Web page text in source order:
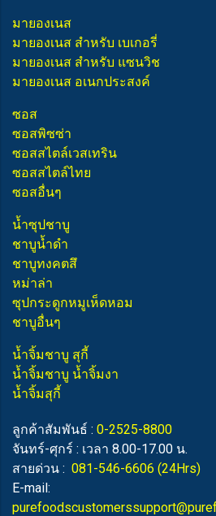
มายองเนส
มายองเนส สำหรับ เบเกอรี่
มายองเนส สำหรับ แซนวิช
มายองเนส อเนกประสงค์
ซอส
ซอสพิซซ่า
ซอสสไตล์เวสเทริน
ซอสสไตล์ไทย
ซอสอื่นๆ
น้ำซุปชาบู
ชาบูน้ำดำ
ชาบูทงคตสึ
หม่าล่า
ซุปกระดูกหมูเห็ดหอม
ชาบูอื่นๆ
น้ำจิ้มชาบู สุกี้
น้ำจิ้มชาบู น้ำจิ้มงา
น้ำจิ้มสุกี้
ลูกค้าสัมพันธ์ : 0-2525-8800
จันทร์-ศุกร์ : เวลา 8.00-17.00 น.
สายด่วน : 081-546-6606 (24Hrs)
E-mail: